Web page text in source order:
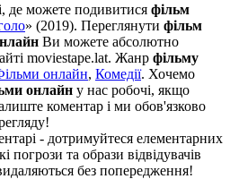
де можете подивитися фільм
» (2019). Переглянути фільм
Ви можете абсолютно
moviestape.lat. Жанр фільму
онлайн, Комедії. Хочемо
онлайн у нас робочі, якщо
коментар і ми обов'язково
- дотримуйтеся елементарних
погрози та образи відвідувачів
без попередження!